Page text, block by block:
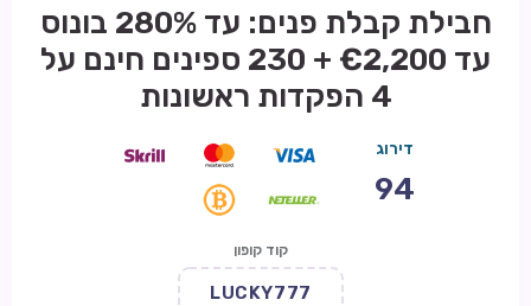
חבילת קבלת פנים: עד 280% בונוס
עד €2,200 + 230 ספינים חינם על
4 הפקדות ראשונות
דירוג
94
קוד קופון
LUCKY777